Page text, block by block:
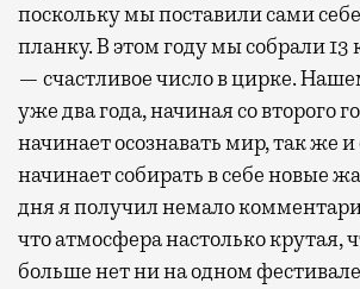
поскольку мы поставили сами
планку. В этом году мы собрали 13
— счастливое число в цирке.
уже два года, начиная со второго
начинает осознавать мир, так же
начинает собирать в себе новые
дня я получил немало
что атмосфера настолько крутая,
больше нет ни на одном